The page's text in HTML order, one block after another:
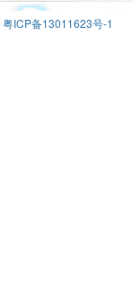
粤ICP备13011623号-1